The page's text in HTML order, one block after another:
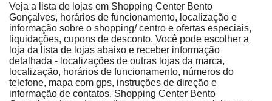
Veja a lista de lojas em Shopping Center Bento
Gonçalves, horários de funcionamento, localização e
informação sobre o shopping/ centro e ofertas especiais,
liquidações, cupons de desconto. Você pode escolher a
loja da lista de lojas abaixo e receber informação
detalhada - localizações de outras lojas da marca,
localização, horários de funcionamento, números do
telefone, mapa com gps, instruções de direção e
informação de contatos. Shopping Center Bento